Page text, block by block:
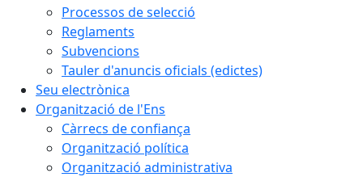
Processos de selecció
Reglaments
Subvencions
Tauler d'anuncis oficials (edictes)
Seu electrònica
Organització de l'Ens
Càrrecs de confiança
Organització política
Organització administrativa